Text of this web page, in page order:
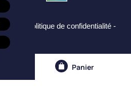
Panier
CGV -
Politique de confidentialité -
Cookies -